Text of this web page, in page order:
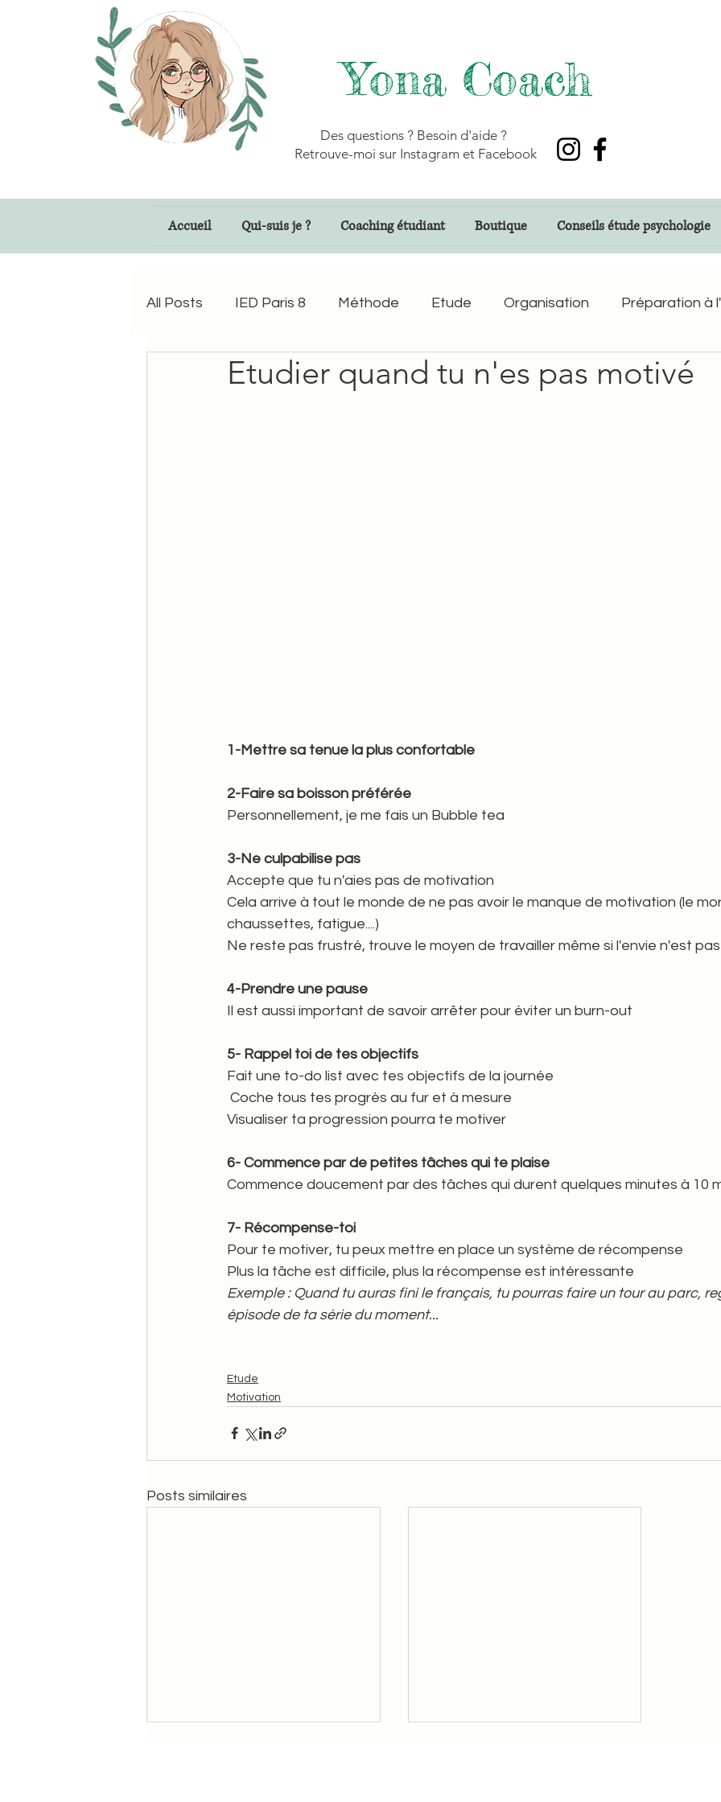
Yona Coach
Des questions ? Besoin d'aide ?
Retrouve-moi sur Instagram et Facebook
Accueil Qui-suis je ? Coaching étudiant Boutique Conseils étude psychologie
All Posts IED Paris 8 Méthode Etude Organisation Préparation à
Motivation Productivité L2 L3 M1 Conseils étude en
Etudier quand tu n'es pas motivé
1-Mettre sa tenue la plus confortable
2-Faire sa boisson préférée
Personnellement, je me fais un Bubble tea
3-Ne culpabilise pas
Accepte que tu n'aies pas de motivation
Cela arrive à tout le monde de ne pas avoir le manque de motivation (le
chaussettes, fatigue....)
Ne reste pas frustré, trouve le moyen de travailler même si l'envie n'est pas
4-Prendre une pause
Il est aussi important de savoir arrêter pour éviter un burn-out
5- Rappel toi de tes objectifs
Fait une to-do list avec tes objectifs de la journée
Coche tous tes progrès au fur et à mesure
Visualiser ta progression pourra te motiver
6- Commence par de petites tâches qui te plaise
Commence doucement par des tâches qui durent quelques minutes à 10
7- Récompense-toi
Pour te motiver, tu peux mettre en place un système de récompense
Plus la tâche est difficile, plus la récompense est intéressante
Exemple : Quand tu auras fini le français, tu pourras faire un tour au parc,
épisode de ta série du moment...
Etude
Motivation
Posts similaires